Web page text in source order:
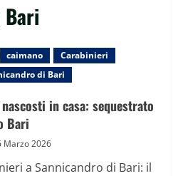
Bari
caimano
Carabinieri
di Bari
in casa: sequestrato
Bari
Marzo 2026
a Sannicandro di Bari: il